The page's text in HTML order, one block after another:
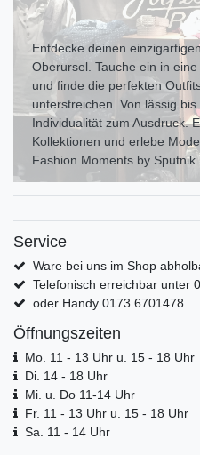
Entdecke deinen
Oberursel. Tauche ein in
und finde die perfekten
unterstreichen. Von lässig
Individualität zum Ausdr uck.
Kollektionen und erlebe
Fashion Moments by Sputnik
Service
Ware bei uns im Shop
Telefonisch erreichbar unter
oder Handy 0173 6701478
Öffnungszeiten
Mo. 11 - 13 Uhr u. 15 - 18 Uhr
Di. 14 - 18 Uhr
Mi. u. Do 11-14 Uhr
Fr. 11 - 13 Uhr u. 15 - 18 Uhr
Sa. 11 - 14 Uhr